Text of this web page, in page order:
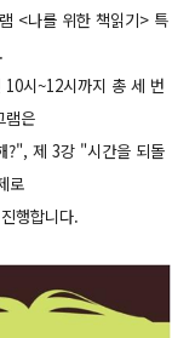
<나를 위한 책읽기> 특
10시~12시까지 총세 번
램은
?", 제 3강 "시간을 되돌
로
행합니다.